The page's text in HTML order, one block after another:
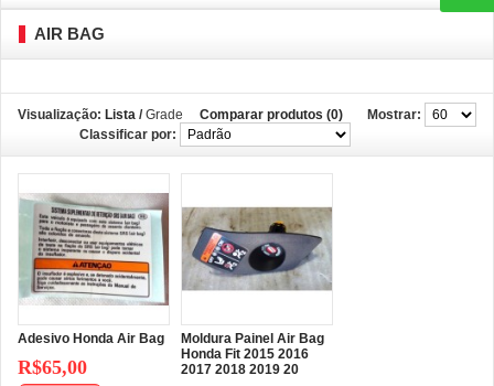
AIR BAG
Visualização: Lista /Grade
Mostrar:
Classificar por:
Comparar produtos (0)
Adesivo Honda Air Bag
R$65,00
Moldura Painel Air Bag
Honda Fit 2015 2016
2017 2018 2019 20